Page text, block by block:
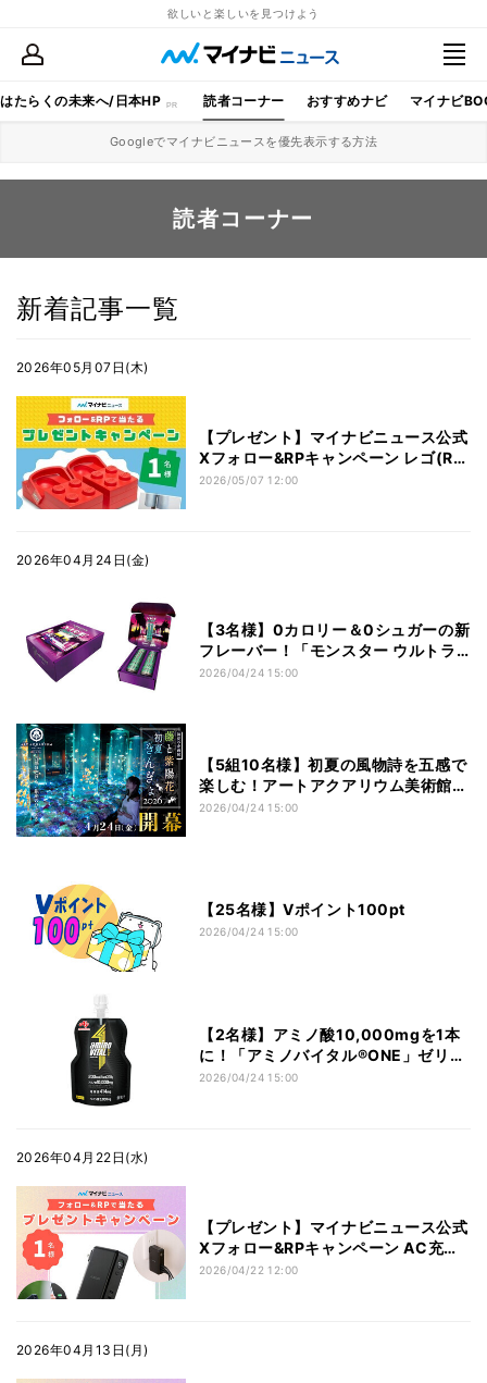
欲しいと楽しいを見つけよう
はたらくの未来へ/日本HP 読者コーナー おすすめナビ マイナビ
Googleでマイナビニュースを優先表示する方法
読者コーナー
新着記事一覧
2026年05月07日(木)
【プレゼント】マイナビニュース公式
Xフォロー&RPキャンペーン レゴ(R)
ブロック クロッグ【1名様】
2026/05/07 12:00
2026年04月24日(金)
【3名様】0カロリー＆0シュガーの新
フレーバー！「モンスター ウルトラ
バイスグァバ」スペシャルBOXをプ
2026/04/24 15:00
【5組10名様】初夏の風物詩を五感で
楽しむ！アートアクアリウム美術館
GINZA「藤と紫陽花 初夏きんぎょ
2026/04/24 15:00
【25名様】Vポイント100pt
2026/04/24 15:00
【2名様】アミノ酸10,000mgを1本
に！「アミノバイタル®ONE」ゼリー
ドリンクをプレゼント
2026/04/24 15:00
2026年04月22日(水)
【プレゼント】マイナビニュース公式
Xフォロー&RPキャンペーン AC充電
器一体モバイルバッテリー
2026/04/22 12:00
2026年04月13日(月)